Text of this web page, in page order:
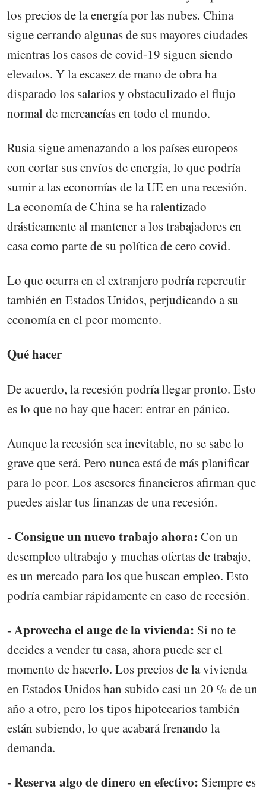
los precios de la energía por las nubes. China
sigue cerrando algunas de sus mayores ciudades
mientras los casos de covid-19 siguen siendo
elevados. Y la escasez de mano de obra ha
disparado los salarios y obstaculizado el flujo
normal de mercancías en todo el mundo.
Rusia sigue amenazando a los países europeos
con cortar sus envíos de energía, lo que podría
sumir a las economías de la UE en una recesión.
La economía de China se ha ralentizado
drásticamente al mantener a los trabajadores en
casa como parte de su política de cero covid.
Lo que ocurra en el extranjero podría repercutir
también en Estados Unidos, perjudicando a su
economía en el peor momento.
Qué hacer
De acuerdo, la recesión podría llegar pronto. Esto
es lo que no hay que hacer: entrar en pánico.
Aunque la recesión sea inevitable, no se sabe lo
grave que será. Pero nunca está de más planificar
para lo peor. Los asesores financieros afirman que
puedes aislar tus finanzas de una recesión.
- Consigue un nuevo trabajo ahora: Con un
desempleo ultrabajo y muchas ofertas de trabajo,
es un mercado para los que buscan empleo. Esto
podría cambiar rápidamente en caso de recesión.
- Aprovecha el auge de la vivienda: Si no te
decides a vender tu casa, ahora puede ser el
momento de hacerlo. Los precios de la vivienda
en Estados Unidos han subido casi un 20 % de un
año a otro, pero los tipos hipotecarios también
están subiendo, lo que acabará frenando la
demanda.
- Reserva algo de dinero en efectivo: Siempre es